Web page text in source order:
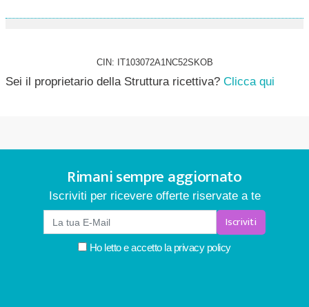
CIN: IT103072A1NC52SKOB
Sei il proprietario della Struttura ricettiva? Clicca qui
Rimani sempre aggiornato
Iscriviti per ricevere offerte riservate a te
Iscriviti
Ho letto e accetto la privacy policy